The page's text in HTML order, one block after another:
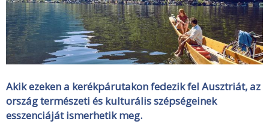
Akik ezeken a kerékpárutakon fedezik fel Ausztriát, az
ország természeti és kulturális szépségeinek
esszenciáját ismerhetik meg.